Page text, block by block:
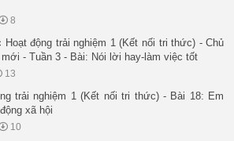
8
Hoạt động trải nghiệm 1 (Kết nối tri thức) - Chủ
- Tuần 3 - Bài: Nói lời hay-làm việc tốt
13
trải nghiệm 1 (Kết nối tri thức) - Bài 18: Em
xã hội
10